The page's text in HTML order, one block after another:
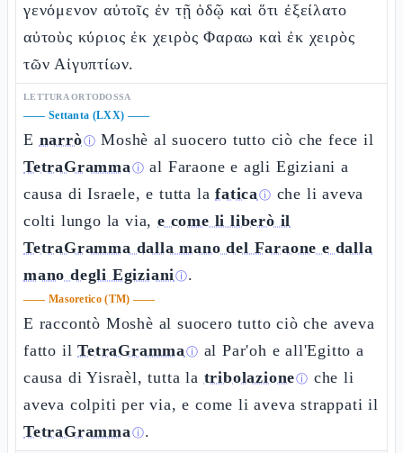
γενόμενον αὐτοῖς ἐν τῇ ὁδῷ καὶ ὅτι ἐξείλατο
αὐτοὺς κύριος ἐκ χειρὸς Φαραω καὶ ἐκ χειρὸς
τῶν Αἰγυπτίων.
LETTURA ORTODOSSA
—— Settanta (LXX) ——
E narròⓘ Moshè al suocero tutto ciò che fece il
TetraGrammaⓘ al Faraone e agli Egiziani a
causa di Israele, e tutta lafaticaⓘ che li aveva
colti lungo la via,e come li liberò il
TetraGramma dalla mano del Faraone e dalla
mano degli Egizianiⓘ.
—— Masoretico (TM) ——
E raccontò Moshè al suocero tutto ciò che aveva
fatto ilTetraGrammaⓘ al Par'oh e all'Egitto a
causa di Yisraèl, tutta la tribolazioneⓘ che li
aveva colpiti per via, e come li aveva strappati il
TetraGrammaⓘ.